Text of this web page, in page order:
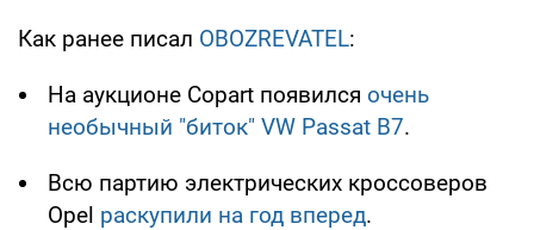
Как ранее писал OBOZREVATEL:
На аукционе Copart появился очень
необычный "биток" VW Passat B7.
Всю партию электрических кроссоверов
Opel раскупили на год вперед.